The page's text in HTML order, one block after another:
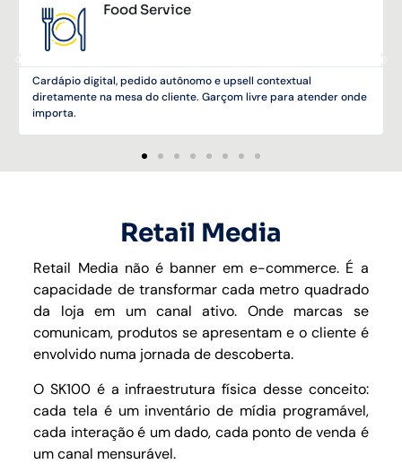
Food Service
Cardápio digital, pedido autônomo e upsell contextual
diretamente na mesa do cliente. Garçom livre para atender onde
importa.
Retail Media
Retail Media não é banner em e-commerce. É a
capacidade de transformar cada metro quadrado
da loja em um canal ativo. Onde marcas se
comunicam, produtos se apresentam e o cliente é
envolvido numa jornada de descoberta.
O SK100 é a infraestrutura física desse conceito:
cada tela é um inventário de mídia programável,
cada interação é um dado, cada ponto de venda é
um canal mensurável.